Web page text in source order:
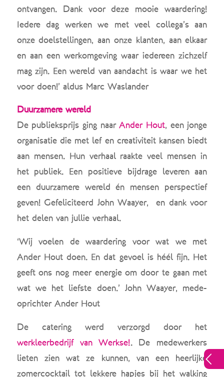
ontvangen. Dank voor deze mooie waardering!
Iedere dag werken we met veel collega’s aan
onze doelstellingen, aan onze klanten, aan elkaar
en aan een werkomgeving waar iedereen zichzelf
mag zijn. Een wereld van aandacht is waar we het
voor doen!’ aldus Marc Waslander
Duurzamere wereld
De publieksprijs ging naarAnder Hout, een jonge
organisatie die met lef en creativiteit kansen biedt
aan mensen. Hun verhaal raakte veel mensen in
het publiek. Een positieve bijdrage leveren aan
een duurzamere wereld én mensen perspectief
geven! Gefeliciteerd John Waayer,
en dank voor
het delen van jullie verhaal.
‘Wij voelen de waardering voor wat we met
Ander Hout doen. En dat gevoel is héél fijn. Het
geeft ons nog meer energie om door te gaan met
wat we het liefste doen.’ John Waayer, mede-
oprichter Ander Hout
De catering werd verzorgd door het
werkleerbedrijf van Werkse!. De medewerkers
lieten zien wat ze kunnen, van een heerlijke
zomercocktail tot lekkere hapjes bij het walking